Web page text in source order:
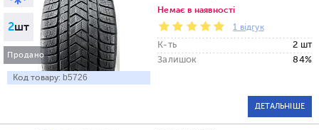
2шт
Продано
Код товару: b5726
Немає в наявності
1 відгук
К-ть
2 шт
Залишок
84%
ДЕТАЛЬНІШЕ